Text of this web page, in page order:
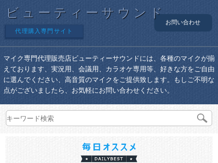
ビューティーサウンド
代理購入専門サイト
お問い合わせ
マイク専門代理販売店ビューティーサウンドには、各種のマイクが揃
えております、実況用、会議用、カラオケ専用等、好きな方をご自由
に選んでください、高音質のマイクをご提供致します。もしご不明な
点がございましたら、お気軽にお問い合わせください。